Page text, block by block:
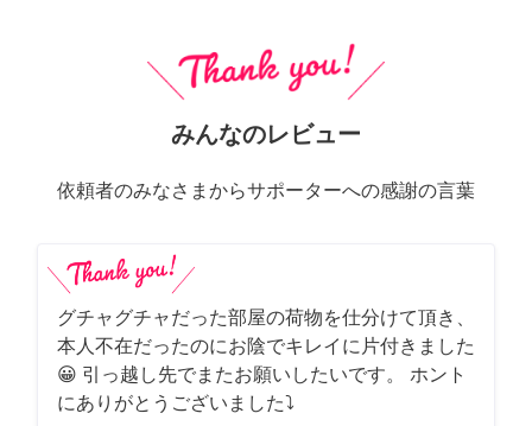
みんなのレビュー
依頼者のみなさまからサポーターへの感謝の言葉
グチャグチャだった部屋の荷物を仕分けて頂き、
本人不在だったのにお陰でキレイに片付きました
😀 引っ越し先でまたお願いしたいです。 ホント
にありがとうございました⤵